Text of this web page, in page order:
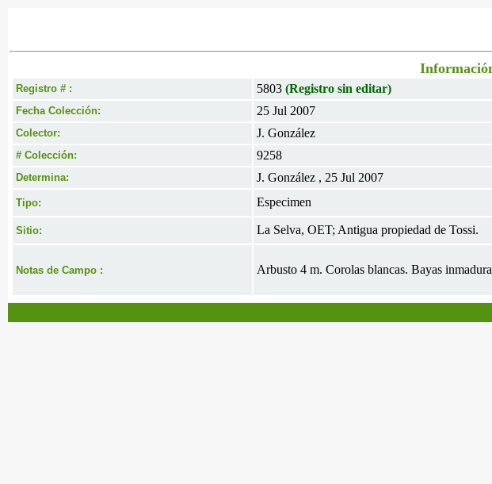
Registro # : 5803 (Registro sin editar)
Fecha Colección: 25 Jul 2007
Colector: J. González
# Colección: 9258
Determina: J. González , 25 Jul 2007
Tipo: Especimen
Sitio: La Selva, OET; Antigua propiedad de Tossi.
Notas de Campo : Arbusto 4 m. Corolas blancas. Bayas